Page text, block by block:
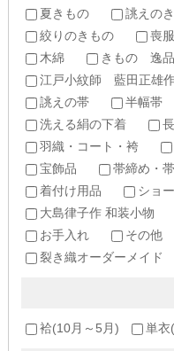
夏きもの
誂えの
絞りのきもの
喪服
木綿
きもの 逸
江戸小紋師 藍田正雄
誂えの帯
半幅帯
洗える絹の下着
羽織・コート・袴
宝飾品
帯締め・
着付け用品
ショ
大島律子作 和装小物
お手入れ
その他
裂き織オーダーメイド
袷(10月～5月) 単